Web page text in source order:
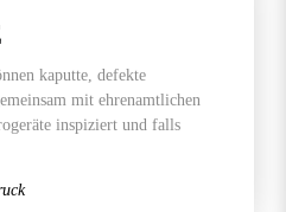
kaputte, defekte
mit ehrenamtlichen
inspiziert und falls